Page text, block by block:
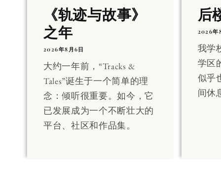
《轨迹与故事》
之年
2026年8月6日
大约一年前，“Tracks &
Tales”诞生于一个简单的理
念：倾听很重要。如今，它
已发展成为一个不断壮大的
平台、社区和作品集。
后
2026年
我学
学区
似乎
间休